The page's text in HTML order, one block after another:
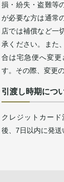
損・紛失・盗難等
が必要な方は通常
店では補償など一
承ください。また
合は宅急便へ変更
す。その際、変更
引渡し時期につ
クレジットカー
後、7日以内に発送